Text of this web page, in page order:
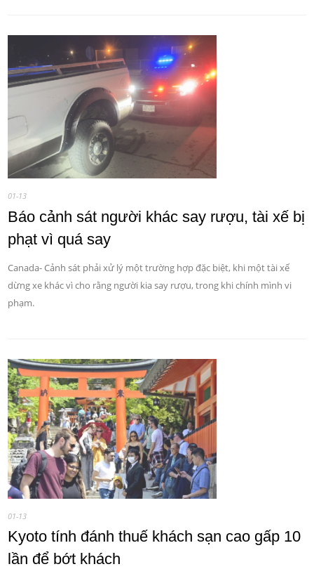
01-13
Báo cảnh sát người khác say rượu, tài xế bị
phạt vì quá say
Canada- Cảnh sát phải xử lý một trường hợp đặc biệt, khi một tài xế
dừng xe khác vì cho rằng người kia say rượu, trong khi chính mình vi
phạm.
01-13
Kyoto tính đánh thuế khách sạn cao gấp 10
lần để bớt khách